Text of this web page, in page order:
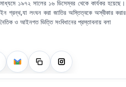
মাধ্যমে ১৯৭২ সালের ১৬ ডিসেম্বর থেকে কার্যকর হয়েছে।
গ্রন্থ,যা লংঘন করা জাতির অস্তিত্বকে অস্বীকার করার
নৈতিক ও আইনগত ভিত্তি সংবিধানের প্রস্তাবনায় বলা